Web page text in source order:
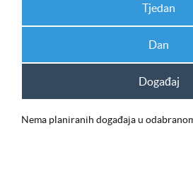
Tjedan
Dan
Događaj
Nema planiranih događaja u